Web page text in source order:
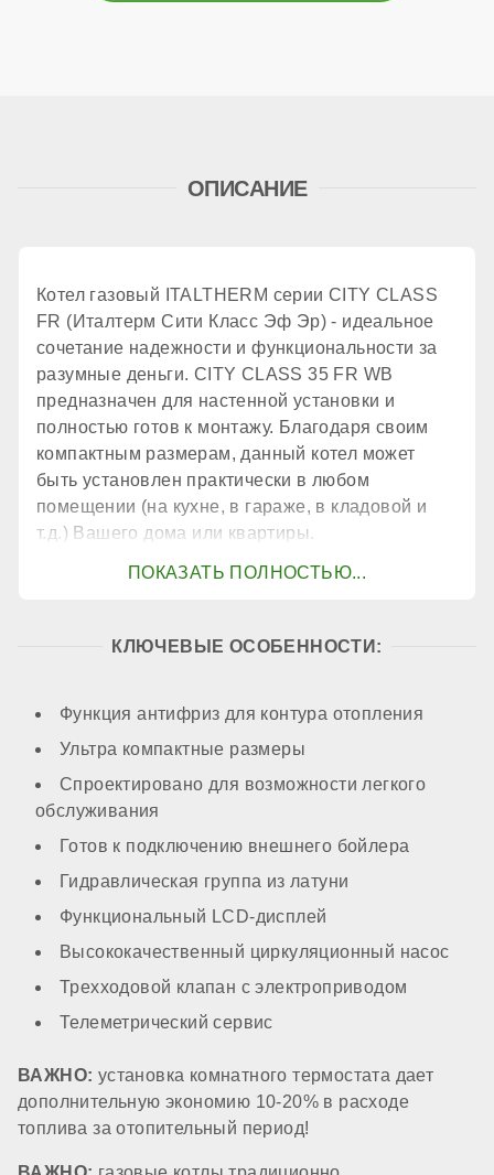
принудительное
1 шт.
КПД
94 %
КОМПОНЕНТЫ
медь
Встроенный бойлер
Расширительный бак
ОПИСАНИЕ
Котел газовый ITALTHERM серии CITY CLASS
FR (Италтерм Сити Класс Эф Эр) - идеальное
сочетание надежности и функциональности за
разумные деньги. CITY CLASS 35 FR WB
предназначен для настенной установки и
полностью готов к монтажу. Благодаря своим
компактным размерам, данный котел может
быть установлен практически в любом
помещении (на кухне, в гараже, в кладовой и
т.д.) Вашего дома или квартиры.
КЛЮЧЕВЫЕ ОСОБЕННОСТИ:
Функция антифриз для контура отопления
Ультра компактные размеры
Спроектировано для возможности легкого
обслуживания
Готов к подключению внешнего бойлера
Гидравлическая группа из латуни
Функциональный LCD-дисплей
Высококачественный циркуляционный насос
Трехходовой клапан с электроприводом
Телеметрический сервис
ВАЖНО: установка комнатного термостата дает
дополнительную экономию 10-20% в расходе
топлива за отопительный период!